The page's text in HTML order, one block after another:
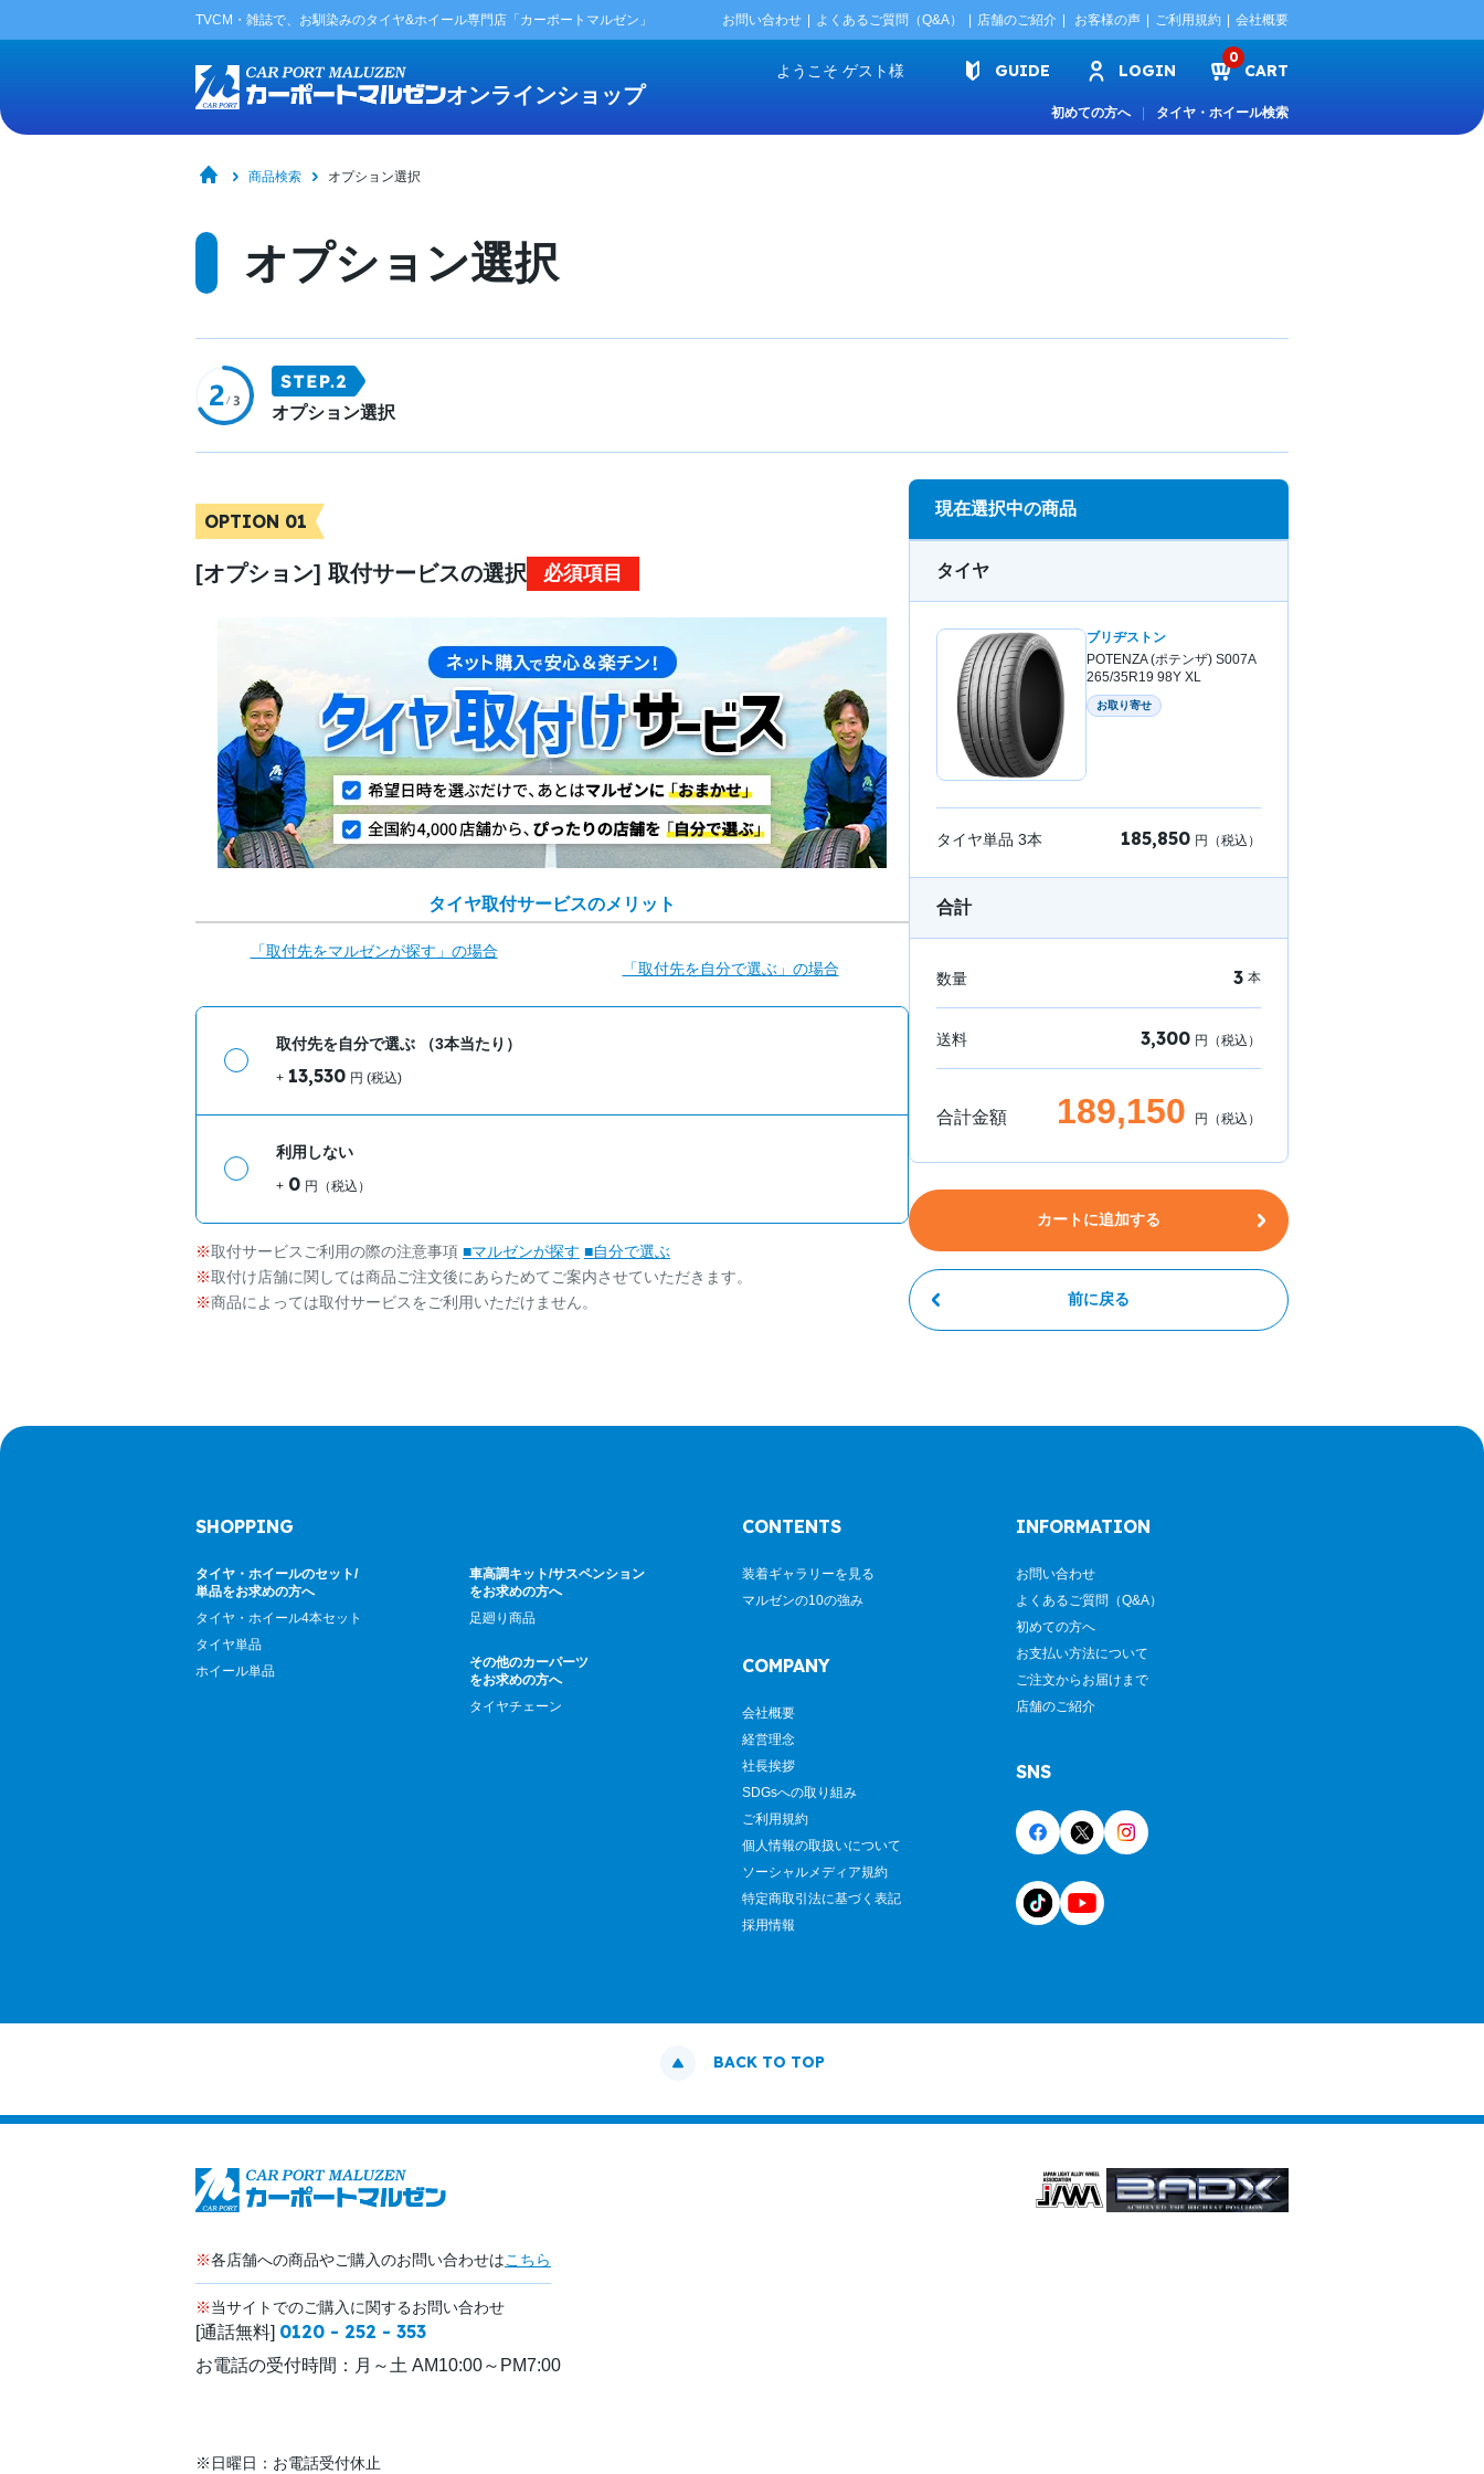
TVCM・雑誌で、お馴染みのタイヤ&ホイール専門店「カーポートマルゼン」 お問い合わせ よくあるご質問（Q&A） 店舗のご紹介 お客様の声 ご利用規約 会社概要
オンラインショップ
ようこそ ゲスト様 GUIDE LOGIN
0
CART
初めての方へ タイヤ・ホイール検索
商品検索 オプション選択
オプション選択
オプション選択
OPTION 01
[オプション] 取付サービスの選択 必須項目
タイヤ取付サービスのメリット
「取付先をマルゼンが探す」の場合
「取付先を自分で選ぶ」の場合
取付先を自分で選ぶ （3本当たり）
+ 13,530 円 (税込)
利用しない
+ 0 円（税込）
取付サービスご利用の際の注意事項 ■マルゼンが探す ■自分で選ぶ
取付け店舗に関しては商品ご注文後にあらためてご案内させていただきます。
商品によっては取付サービスをご利用いただけません。
現在選択中の商品
タイヤ
ブリヂストン
POTENZA (ポテンザ) S007A
265/35R19 98Y XL
お取り寄せ
タイヤ単品 3本 185,850 円（税込）
合計
数量 3 本
送料 3,300 円（税込）
合計金額 189,150 円（税込）
カートに追加する
前に戻る
SHOPPING
タイヤ・ホイールのセット/
単品をお求めの方へ
タイヤ・ホイール4本セット
タイヤ単品
ホイール単品
車高調キット/サスペンション
をお求めの方へ
足廻り商品
その他のカーパーツ
をお求めの方へ
タイヤチェーン
CONTENTS
装着ギャラリーを見る
マルゼンの10の強み
COMPANY
会社概要
経営理念
社長挨拶
SDGsへの取り組み
ご利用規約
個人情報の取扱いについて
ソーシャルメディア規約
特定商取引法に基づく表記
採用情報
INFORMATION
お問い合わせ
よくあるご質問（Q&A）
初めての方へ
お支払い方法について
ご注文からお届けまで
店舗のご紹介
SNS
BACK TO TOP
※各店舗への商品やご購入のお問い合わせはこちら
※当サイトでのご購入に関するお問い合わせ
[通話無料] 0120 - 252 - 353
お電話の受付時間： 月～土 AM10:00～PM7:00
※日曜日：お電話受付休止